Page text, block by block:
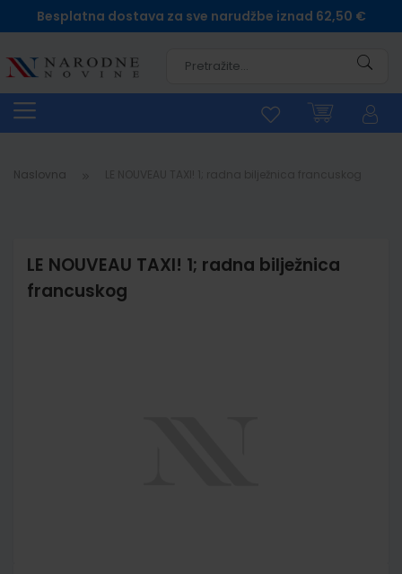
Besplatna dostava za sve narudžbe iznad 62,50 €
Naslovna
LE NOUVEAU TAXI! 1; radna bilježnica
francuskog